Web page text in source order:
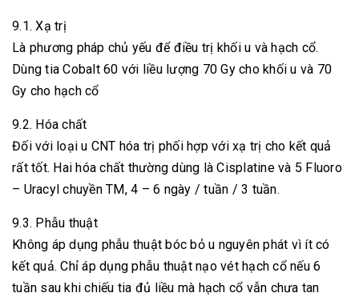
9.1. Xạ trị
Là phương pháp chủ yếu để điều trị khối u và hạch cổ.
Dùng tia Cobalt 60 với liều lượng 70 Gy cho khối u và 70
Gy cho hạch cổ
9.2. Hóa chất
Đối với loại u CNT hóa trị phối hợp với xạ trị cho kết quả
rất tốt. Hai hóa chất thường dùng là Cisplatine và 5 Fluoro
– Uracyl chuyền TM, 4 – 6 ngày / tuần / 3 tuần.
9.3. Phẫu thuật
Không áp dụng phẫu thuật bóc bỏ u nguyên phát vì ít có
kết quả. Chỉ áp dụng phẫu thuật nạo vét hạch cổ nếu 6
tuần sau khi chiếu tia đủ liều mà hạch cổ vẫn chưa tan